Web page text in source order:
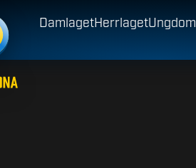
DamlagetHerrlagetUngdom